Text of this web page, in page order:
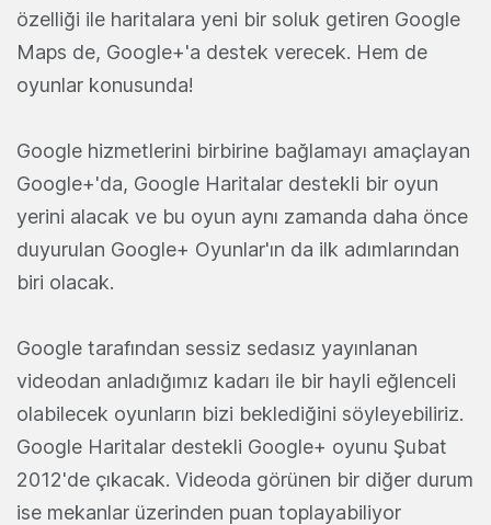
özelliği ile haritalara yeni bir soluk getiren Google
Maps de, Google+'a destek verecek. Hem de
oyunlar konusunda!
Google hizmetlerini birbirine bağlamayı amaçlayan
Google+'da, Google Haritalar destekli bir oyun
yerini alacak ve bu oyun aynı zamanda daha önce
duyurulan Google+ Oyunlar'ın da ilk adımlarından
biri olacak.
Google tarafından sessiz sedasız yayınlanan
videodan anladığımız kadarı ile bir hayli eğlenceli
olabilecek oyunların bizi beklediğini söyleyebiliriz.
Google Haritalar destekli Google+ oyunu Şubat
2012'de çıkacak. Videoda görünen bir diğer durum
ise mekanlar üzerinden puan toplayabiliyor